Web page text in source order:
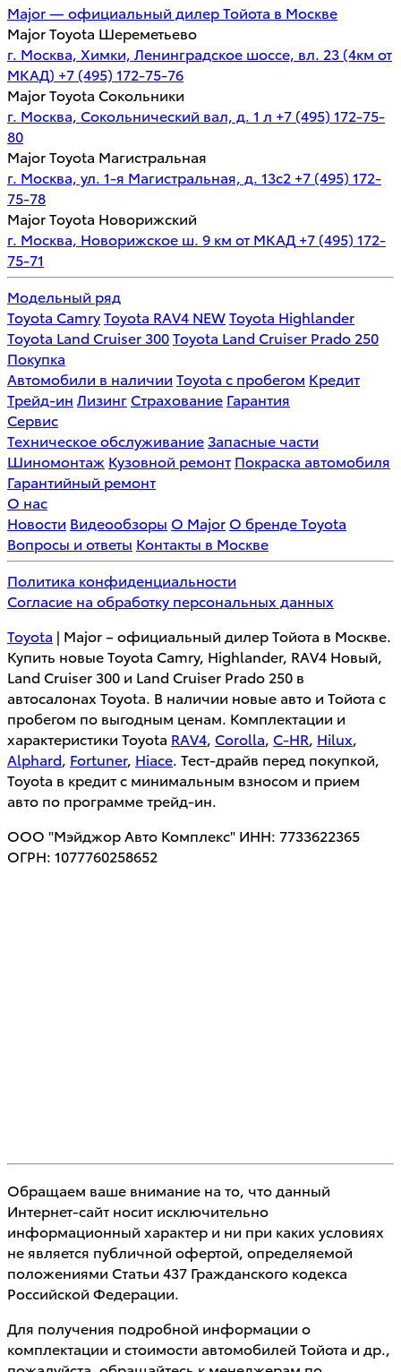
Major — официальный дилер Тойота в Москве
Major Toyota Шереметьево
г. Москва, Химки, Ленинградское шоссе, вл. 23 (4км от
МКАД) +7 (495) 172-75-76
Major Toyota Сокольники
г. Москва, Сокольнический вал, д. 1 л +7 (495) 172-75-
80
Major Toyota Магистральная
г. Москва, ул. 1-я Магистральная, д. 13с2 +7 (495) 172-
75-78
Major Toyota Новорижский
г. Москва, Новорижское ш. 9 км от МКАД +7 (495) 172-
75-71
Модельный ряд
Toyota CamryToyota RAV4 NEWToyota Highlander
Toyota Land Cruiser 300Toyota Land Cruiser Prado 250
Покупка
Автомобили в наличии Toyota с пробегом Кредит
Трейд-ин Лизинг Страхование Гарантия
Сервис
Техническое обслуживаниеЗапасные части
Шиномонтаж Кузовной ремонт Покраска автомобиля
Гарантийный ремонт
О нас
Новости Видеообзоры О Major О бренде Toyota
Вопросы и ответы Контакты в Москве
Политика конфиденциальности
Согласие на обработку персональных данных
Toyota | Major – официальный дилер Тойота в Москве.
Купить новые Toyota Camry, Highlander, RAV4 Новый,
Land Cruiser 300 и Land Cruiser Prado 250 в
автосалонах Toyota. В наличии новые авто и Тойота с
пробегом по выгодным ценам. Комплектации и
характеристики Toyota RAV4, Corolla, C-HR, Hilux,
Alphard, Fortuner, Hiace. Тест-драйв перед покупкой,
Toyota в кредит с минимальным взносом и прием
авто по программе трейд-ин.
ООО "Мэйджор Авто Комплекс" ИНН: 7733622365
ОГРН: 1077760258652
Обращаем ваше внимание на то, что данный
Интернет-сайт носит исключительно
информационный характер и ни при каких условиях
не является публичной офертой, определяемой
положениями Статьи 437 Гражданского кодекса
Российской Федерации.
Для получения подробной информации о
комплектации и стоимости автомобилей Тойота и др.,